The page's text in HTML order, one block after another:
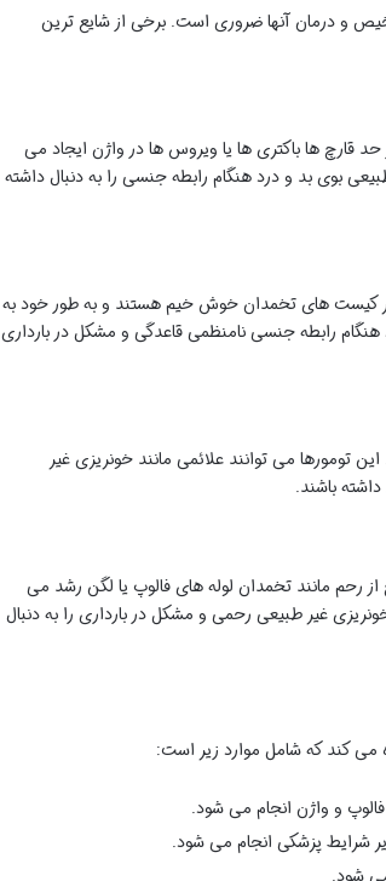
و درمان آنها ضروری است. برخی از شایع ترین
قارچ ها باکتری ها یا ویروس ها در واژن ایجاد می
بوی بد و درد هنگام رابطه جنسی را به دنبال داشته
کیست های تخمدان خوش خیم هستند و به طور خود به
هنگام رابطه جنسی نامنظمی قاعدگی و مشکل در بارداری
تومورها می توانند علائمی مانند خونریزی غیر
باشند.
رحم مانند تخمدان لوله های فالوپ یا لگن رشد می
غیر طبیعی رحمی و مشکل در بارداری را به دنبال
می کند که شامل موارد زیر است:
و واژن انجام می شود.
شرایط پزشکی انجام می شود.